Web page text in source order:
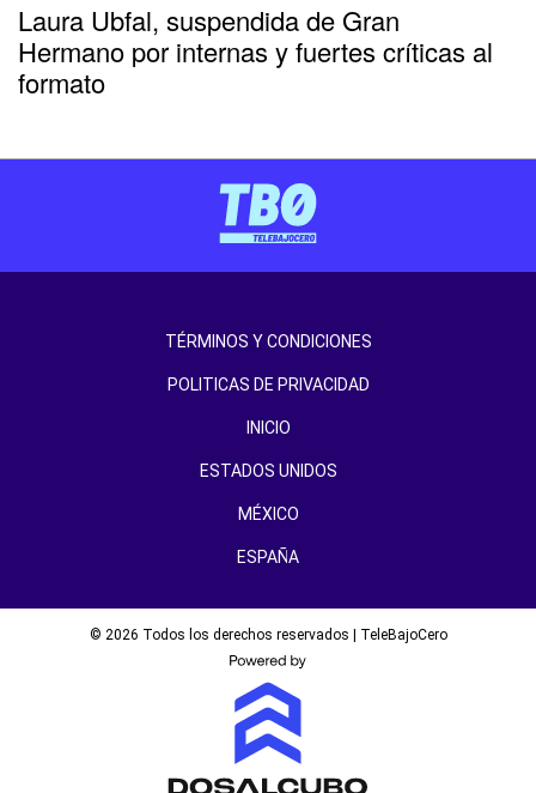
Laura Ubfal, suspendida de Gran
Hermano por internas y fuertes críticas al
formato
TÉRMINOS Y CONDICIONES
POLITICAS DE PRIVACIDAD
INICIO
ESTADOS UNIDOS
MÉXICO
ESPAÑA
© 2026 Todos los derechos reservados | TeleBajoCero